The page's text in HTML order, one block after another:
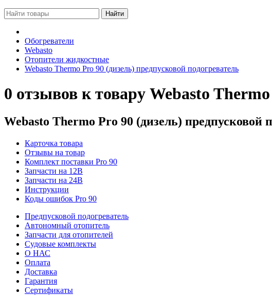
Обогреватели
Webasto
Отопители жидкостные
Webasto Thermo Pro 90 (дизель) предпусковой подогреватель
0 отзывов к товару Webasto
Webasto Thermo Pro 90 (дизель) предпусковой
Карточка товара
Отзывы на товар
Комплект поставки Pro 90
Запчасти на 12В
Запчасти на 24В
Инструкции
Коды ошибок Pro 90
Предпусковой подогреватель
Автономный отопитель
Запчасти для отопителей
Судовые комплекты
О НАС
Оплата
Доставка
Гарантия
Сертификаты